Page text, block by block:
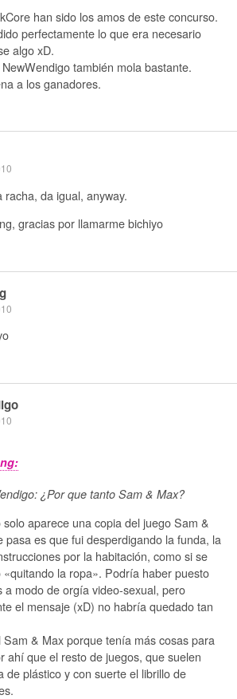
han sido los amos de este concurso.
perfectamente lo que era necesario
algo xD.
también mola bastante.
a los ganadores.
racha, da igual, anyway.
gracias por llamarme bichiyo
¿Por que tanto Sam & Max?
solo aparece una copia del juego Sam &
pasa es que fui desperdigando la funda, la
por la habitación, como si se
«quitando la ropa». Podría haber puesto
a modo de orgía video-sexual, pero
el mensaje (xD) no habría quedado tan
& Max porque tenía más cosas para
ahí que el resto de juegos, que suelen
de plástico y con suerte el librillo de